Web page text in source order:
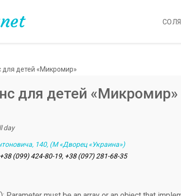
для детей «Микромир»
для детей «Микромир»
day
140, (М «Дворец «Украина»)
+38 (099) 424-80-19, +38 (097) 281-68-35